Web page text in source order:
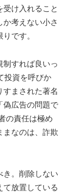
け入れること
考えない小さ
です。
制すれば良いっ
投資を呼びか
すまされた著名
偽広告の問題で
の責任は極め
まなのは、詐欺
き。削除しない
て放置している